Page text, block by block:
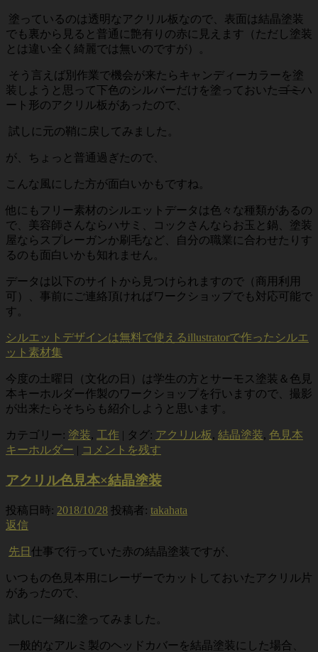
塗っているのは透明なアクリル板なので、表面は結晶塗装
でも裏から見ると普通に艶有りの赤に見えます（ただし塗装
とは違い全く綺麗では無いのですが）。
そう言えば別作業で機会が来たらキャンディーカラーを塗
装しようと思って下色のシルバーだけを塗っておいたゴミハ
ート形のアクリル板があったので、
試しに元の鞘に戻してみました。
が、ちょっと普通過ぎたので、
こんな風にした方が面白いかもですね。
他にもフリー素材のシルエットデータは色々な種類があるの
で、美容師さんならハサミ、コックさんならお玉と鍋、塗装
屋ならスプレーガンか刷毛など、自分の職業に合わせたりす
るのも面白いかも知れません。
データは以下のサイトから見つけられますので（商用利用
可）、事前にご連絡頂ければワークショップでも対応可能で
す。
シルエットデザインは無料で使えるillustratorで作ったシルエ
ット素材集
今度の土曜日（文化の日）は学生の方とサーモス塗装＆色見
本キーホルダー作製のワークショップを行いますので、撮影
が出来たらそちらも紹介しようと思います。
カテゴリー: 塗装, 工作 | タグ: アクリル板, 結晶塗装, 色見本
キーホルダー | コメントを残す
アクリル色見本×結晶塗装
投稿日時: 2018/10/28 投稿者: takahata
返信
先日 仕事で行っていた赤の結晶塗装ですが、
いつもの色見本用にレーザーでカットしておいたアクリル片
があったので、
試しに一緒に塗ってみました。
一般的なアルミ製のヘッドカバーを結晶塗装にした場合、